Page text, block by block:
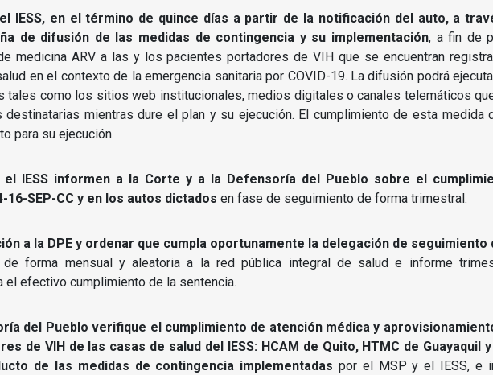
IESS, en el término de quince días a partir de la notificación del auto, a
de difusión de las medidas de contingencia y su implementación, a fin de
medicina ARV a las y los pacientes portadores de VIH que se encuentran
en el contexto de la emergencia sanitaria por COVID-19. La difusión podrá
tales como los sitios web institucionales, medios digitales o canales telemáticos
mientras dure el plan y su ejecución. El cumplimiento de esta medida
para su ejecución.
el IESS informen a la Corte y a la Defensoría del Pueblo sobre el
16-SEP-CC y en los autos dictados en fase de seguimiento de forma trimestral.
a la DPE y ordenar que cumpla oportunamente la delegación de
forma mensual y aleatoria a la red pública integral de salud e informe
el efectivo cumplimiento de la sentencia.
del Pueblo verifique el cumplimiento de atención médica y
de VIH de las casas de salud del IESS: HCAM de Quito, HTMC de Guayaquil
de las medidas de contingencia implementadas por el MSP y el IESS, e